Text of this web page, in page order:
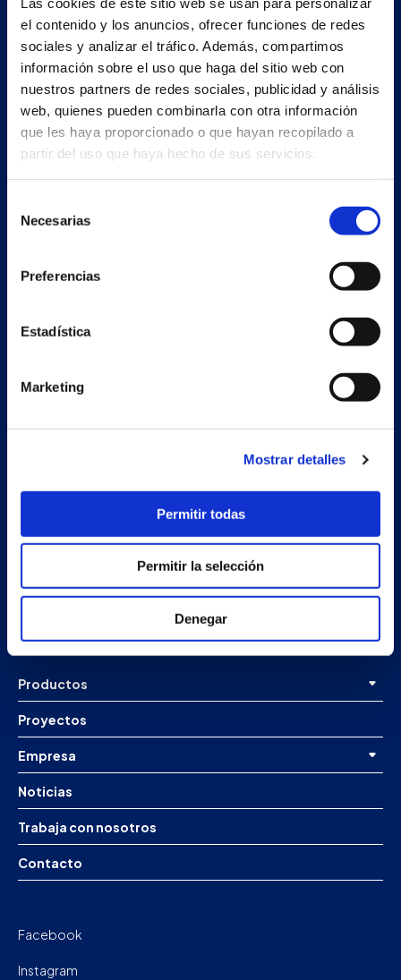
el contenido y los anuncios, ofrecer funciones de redes
sociales y analizar el tráfico. Además, compartimos
información sobre el uso que haga del sitio web con
nuestros partners de redes sociales, publicidad y análisis
web, quienes pueden combinarla con otra información
que les haya proporcionado o que hayan recopilado a
partir del uso que haya hecho de sus servicios.
Necesarias
Preferencias
Estadística
Marketing
Mostrar detalles
Permitir todas
Permitir la selección
Denegar
Vilar de Infesta 36815
Redondela
Pontevedra - España
+34 986 226 622
info@petertaboada.com
Nave auxiliar
Estrada Porto Cabeiro, 68
Vilar de Infesta 36815
Redondela
Productos
Proyectos
Empresa
Noticias
Trabaja con nosotros
Contacto
Facebook
Instagram